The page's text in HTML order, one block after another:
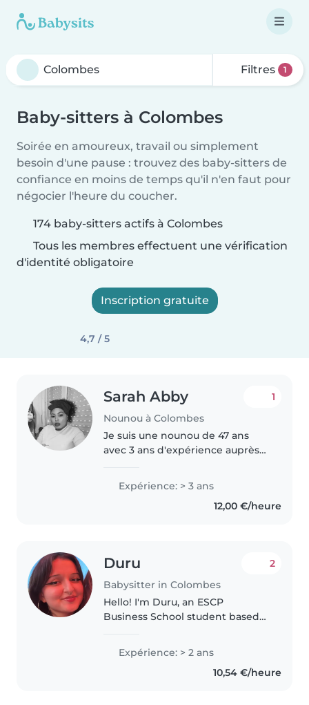
Filtres 1
Baby-sitters à Colombes
Soirée en amoureux, travail ou simplement
besoin d'une pause : trouvez des baby-sitters de
confiance en moins de temps qu'il n'en faut pour
négocier l'heure du coucher.
174 baby-sitters actifs à Colombes
Tous les membres effectuent une vérification
d'identité obligatoire
Inscription gratuite
4,7 / 5
Sarah Abby
Nounou à Colombes
1
Je suis une nounou de 47 ans
avec 3 ans d'expérience auprès
préscolaire et des écoliers. Bien
que je n'aie pas de certification
de premiers secours, j'ai..
Expérience: > 3 ans
12,00 €/heure
Duru
Babysitter in Colombes
2
Hello! I'm Duru, an ESCP
Business School student based
France, Italy, Portugal, and
Turkey. I believe babysitting is
Expérience: > 2 ans
10,54 €/heure